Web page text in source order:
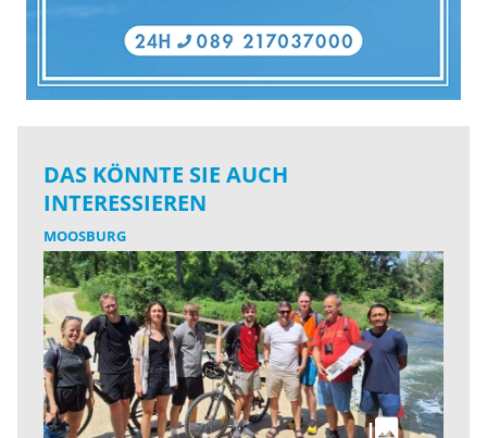
DAS KÖNNTE SIE AUCH
INTERESSIEREN
MOOSBURG